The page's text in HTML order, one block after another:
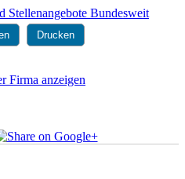
Drucken
Firma anzeigen